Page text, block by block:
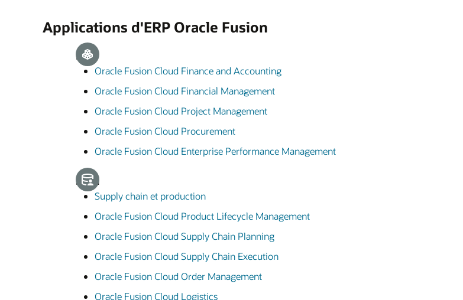
Applications d'ERP Oracle Fusion
ERP
Oracle Fusion Cloud Finance and Accounting
Oracle Fusion Cloud Financial Management
Oracle Fusion Cloud Project Management
Oracle Fusion Cloud Procurement
Oracle Fusion Cloud Enterprise Performance Management
SCM
Supply chain et production
Oracle Fusion Cloud Product Lifecycle Management
Oracle Fusion Cloud Supply Chain Planning
Oracle Fusion Cloud Supply Chain Execution
Oracle Fusion Cloud Order Management
Oracle Fusion Cloud Logistics